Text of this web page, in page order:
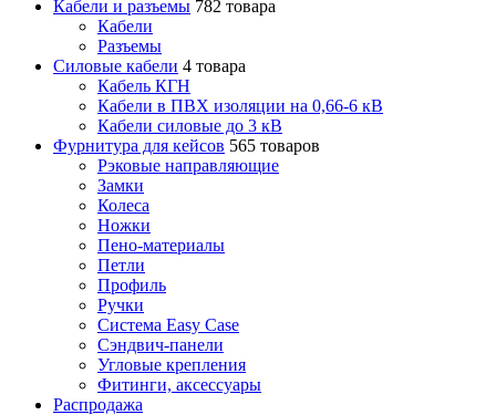
Кабели и разъемы 782 товара
Кабели
Разъемы
Силовые кабели 4 товара
Кабель КГН
Кабели в ПВХ изоляции на 0,66-6 кВ
Кабели силовые до 3 кВ
Фурнитура для кейсов 565 товаров
Рэковые направляющие
Замки
Колеса
Ножки
Пено-материалы
Петли
Профиль
Ручки
Система Easy Case
Сэндвич-панели
Угловые крепления
Фитинги, аксессуары
Распродажа